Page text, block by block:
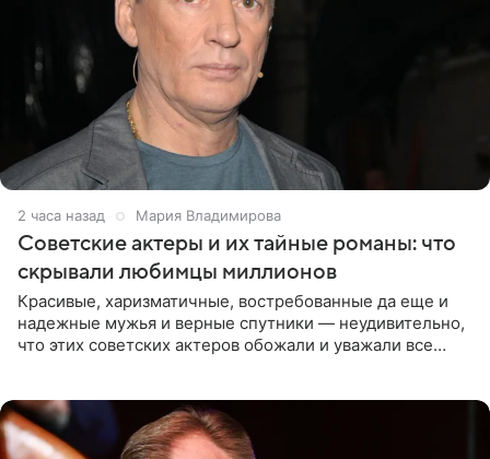
2 часа назад Мария Владимирова
Советские актеры и их тайные романы: что
скрывали любимцы миллионов
Красивые, харизматичные, востребованные да еще и
надежные мужья и верные спутники — неудивительно,
что этих советских актеров обожали и уважали все